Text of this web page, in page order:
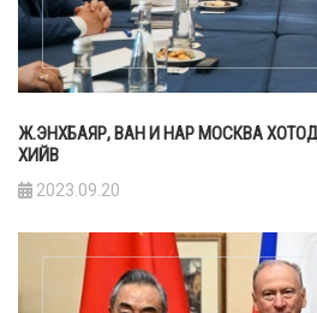
Ж.ЭНХБАЯР, ВАН И НАР МОСКВА
ХИЙВ
2023.09.20